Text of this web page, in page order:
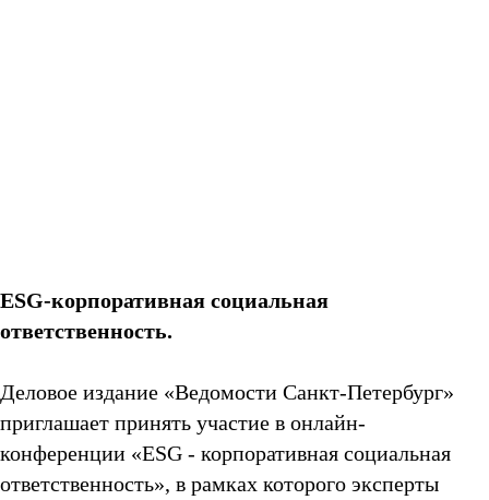
ESG-корпоративная социальная
ответственность.
Деловое издание «Ведомости Санкт-Петербург»
приглашает принять участие в онлайн-
конференции «ESG - корпоративная социальная
ответственность», в рамках которого эксперты